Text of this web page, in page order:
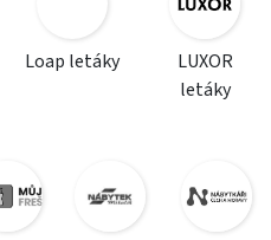
Loap letáky
LUXOR
letáky